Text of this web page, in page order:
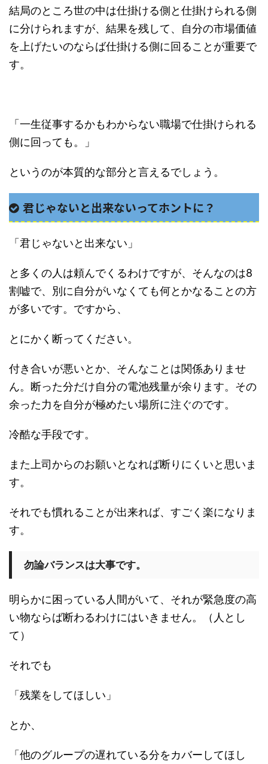
結局のところ世の中は仕掛ける側と仕掛けられる側
に分けられますが、結果を残して、自分の市場価値
を上げたいのならば仕掛ける側に回ることが重要で
す。
「一生従事するかもわからない職場で仕掛けられる
側に回っても。」
というのが本質的な部分と言えるでしょう。
君じゃないと出来ないってホントに？
「君じゃないと出来ない」
と多くの人は頼んでくるわけですが、そんなのは8
割嘘で、別に自分がいなくても何とかなることの方
が多いです。ですから、
とにかく断ってください。
付き合いが悪いとか、そんなことは関係ありませ
ん。断った分だけ自分の電池残量が余ります。その
余った力を自分が極めたい場所に注ぐのです。
冷酷な手段です。
また上司からのお願いとなれば断りにくいと思いま
す。
それでも慣れることが出来れば、すごく楽になりま
す。
勿論バランスは大事です。
明らかに困っている人間がいて、それが緊急度の高
い物ならば断わるわけにはいきません。（人とし
て）
それでも
「残業をしてほしい」
とか、
「他のグループの遅れている分をカバーしてほし